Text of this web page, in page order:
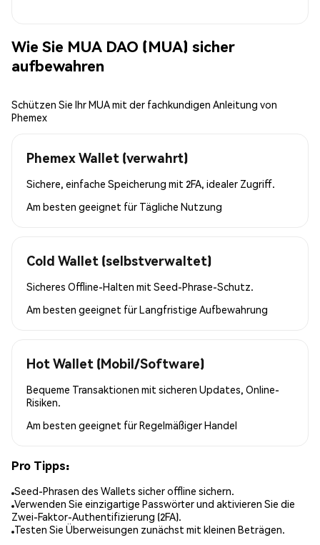
Wie Sie MUA DAO (MUA) sicher
aufbewahren
Schützen Sie Ihr MUA mit der fachkundigen Anleitung von
Phemex
Phemex Wallet (verwahrt)
Sichere, einfache Speicherung mit 2FA, idealer Zugriff.
Am besten geeignet für Tägliche Nutzung
Cold Wallet (selbstverwaltet)
Sicheres Offline-Halten mit Seed-Phrase-Schutz.
Am besten geeignet fürLangfristige Aufbewahrung
Hot Wallet (Mobil/Software)
Bequeme Transaktionen mit sicheren Updates, Online-
Risiken.
Am besten geeignet fürRegelmäßiger Handel
Pro Tipps:
Seed-Phrasen des Wallets sicher offline sichern.
Verwenden Sie einzigartige Passwörter und aktivieren Sie die
Zwei-Faktor-Authentifizierung (2FA).
Testen Sie Überweisungen zunächst mit kleinen Beträgen.